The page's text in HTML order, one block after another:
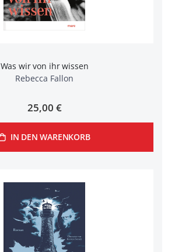
Was wir von ihr wissen
Rebecca Fallon
25,00 €
IN DEN WARENKORB